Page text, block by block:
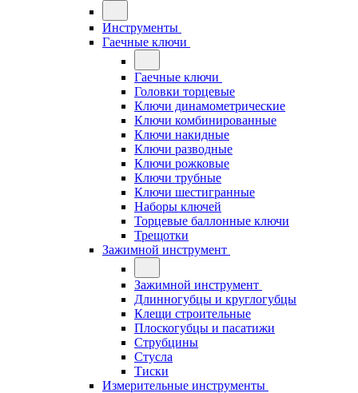
Инструменты
Гаечные ключи
Гаечные ключи
Головки торцевые
Ключи динамометрические
Ключи комбинированные
Ключи накидные
Ключи разводные
Ключи рожковые
Ключи трубные
Ключи шестигранные
Наборы ключей
Торцевые баллонные ключи
Трещотки
Зажимной инструмент
Зажимной инструмент
Длинногубцы и круглогубцы
Клещи строительные
Плоскогубцы и пасатижи
Струбцины
Стусла
Тиски
Измерительные инструменты